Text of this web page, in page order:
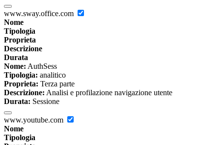
www.sway.office.com
Nome
Tipologia
Proprieta
Descrizione
Durata
Nome: AuthSess
Tipologia: analitico
Proprieta: Terza parte
Descrizione: Analisi e profilazione navigazione utente
Durata: Sessione
www.youtube.com
Nome
Tipologia